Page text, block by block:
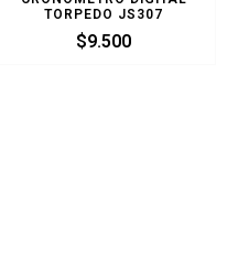
TORPEDO JS307
$9.500